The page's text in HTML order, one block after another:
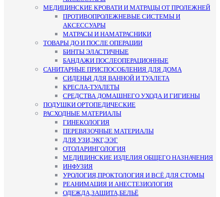
МЕДИЦИНСКИЕ КРОВАТИ И МАТРАЦЫ ОТ ПРОЛЕЖНЕЙ
ПРОТИВОПРОЛЕЖНЕВЫЕ СИСТЕМЫ И
АКСЕССУАРЫ
МАТРАСЫ И НАМАТРАСНИКИ
ТОВАРЫ ДО И ПОСЛЕ ОПЕРАЦИИ
БИНТЫ ЭЛАСТИЧНЫЕ
БАНДАЖИ ПОСЛЕОПЕРАЦИОННЫЕ
САНИТАРНЫЕ ПРИСПОСОБЛЕНИЯ ДЛЯ ДОМА
СИДЕНЬЯ ДЛЯ ВАННОЙ И ТУАЛЕТА
КРЕСЛА-ТУАЛЕТЫ
СРЕДСТВА ДОМАШНЕГО УХОДА И ГИГИЕНЫ
ПОДУШКИ ОРТОПЕДИЧЕСКИЕ
РАСХОДНЫЕ МАТЕРИАЛЫ
ГИНЕКОЛОГИЯ
ПЕРЕВЯЗОЧНЫЕ МАТЕРИАЛЫ
ДЛЯ УЗИ,ЭКГ,ЭЭГ
ОТОЛАРИНГОЛОГИЯ
МЕДИЦИНСКИЕ ИЗДЕЛИЯ ОБЩЕГО НАЗНАЧЕНИЯ
ИНФУЗИЯ
УРОЛОГИЯ,ПРОКТОЛОГИЯ И ВСЁ ДЛЯ СТОМЫ
РЕАНИМАЦИЯ И АНЕСТЕЗИОЛОГИЯ
ОДЕЖДА,ЗАЩИТА,БЕЛЬЁ